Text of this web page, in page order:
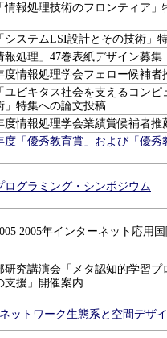
情報処理技術のフロンティア」
システムLSI設計とその技術」
報処理」47巻表紙デザイン募集
度情報処理学会フェロー候補者
ユビキタス社会を支えるコンピ
」特集への論文投稿
度情報処理学会業績賞候補者推
度「優秀教育賞」および「優秀
ログラミング・シンポジウム
2005年インターネット応用
研究講演会「メタ認知的学習プ
支援」開催案内
ットワーク生態系と空間デザ